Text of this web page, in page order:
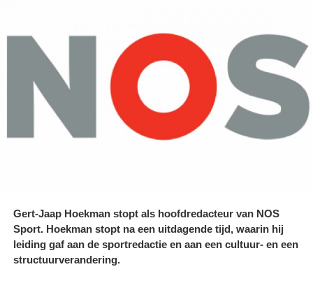
Gert-Jaap Hoekman stopt als hoofdredacteur van NOS
Sport. Hoekman stopt na een uitdagende tijd, waarin hij
leiding gaf aan de sportredactie en aan een cultuur- en een
structuurverandering.